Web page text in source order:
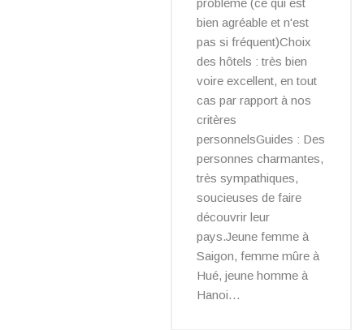
problème (ce qui est
bien agréable et n'est
pas si fréquent)Choix
des hôtels : très bien
voire excellent, en tout
cas par rapport à nos
critères
personnelsGuides : Des
personnes charmantes,
très sympathiques,
soucieuses de faire
découvrir leur
pays.Jeune femme à
Saigon, femme mûre à
Hué, jeune homme à
Hanoi…